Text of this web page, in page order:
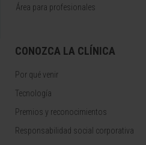
Área para profesionales
CONOZCA LA CLÍNICA
Por qué venir
Tecnología
Premios y reconocimientos
Responsabilidad social corporativa